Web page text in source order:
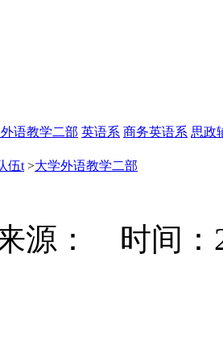
语教学二部 英语系 商务英语系 思政
伍t >大学外语教学二部
源： 时间：